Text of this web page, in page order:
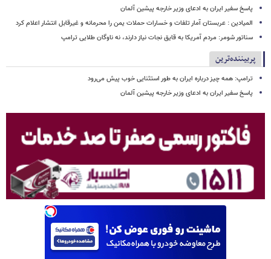
پاسخ سفیر ایران به ادعای وزیر خارجه پیشین آلمان
المیادین : عربستان آمار تلفات و خسارات حملات یمن را محرمانه و غیرقابل انتشار اعلام کرد
سناتور شومر: مردم آمریکا به قایق نجات نیاز دارند، نه ناوگان طلایی ترامپ
پربیننده‌ترین
ترامپ: همه چیز درباره ایران به طور استثنایی خوب پیش می‌رود
پاسخ سفیر ایران به ادعای وزیر خارجه پیشین آلمان